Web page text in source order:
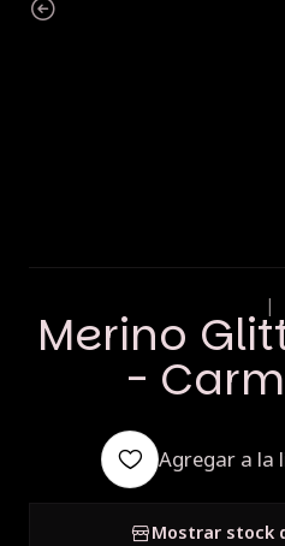
|
Merino
-
Agregar a la
Mostrar stock